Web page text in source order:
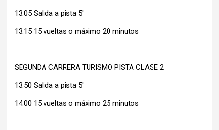
13:05 Salida a pista 5′
13:15 15 vueltas o máximo 20 minutos
SEGUNDA CARRERA TURISMO PISTA CLASE 2
13:50 Salida a pista 5′
14:00 15 vueltas o máximo 25 minutos